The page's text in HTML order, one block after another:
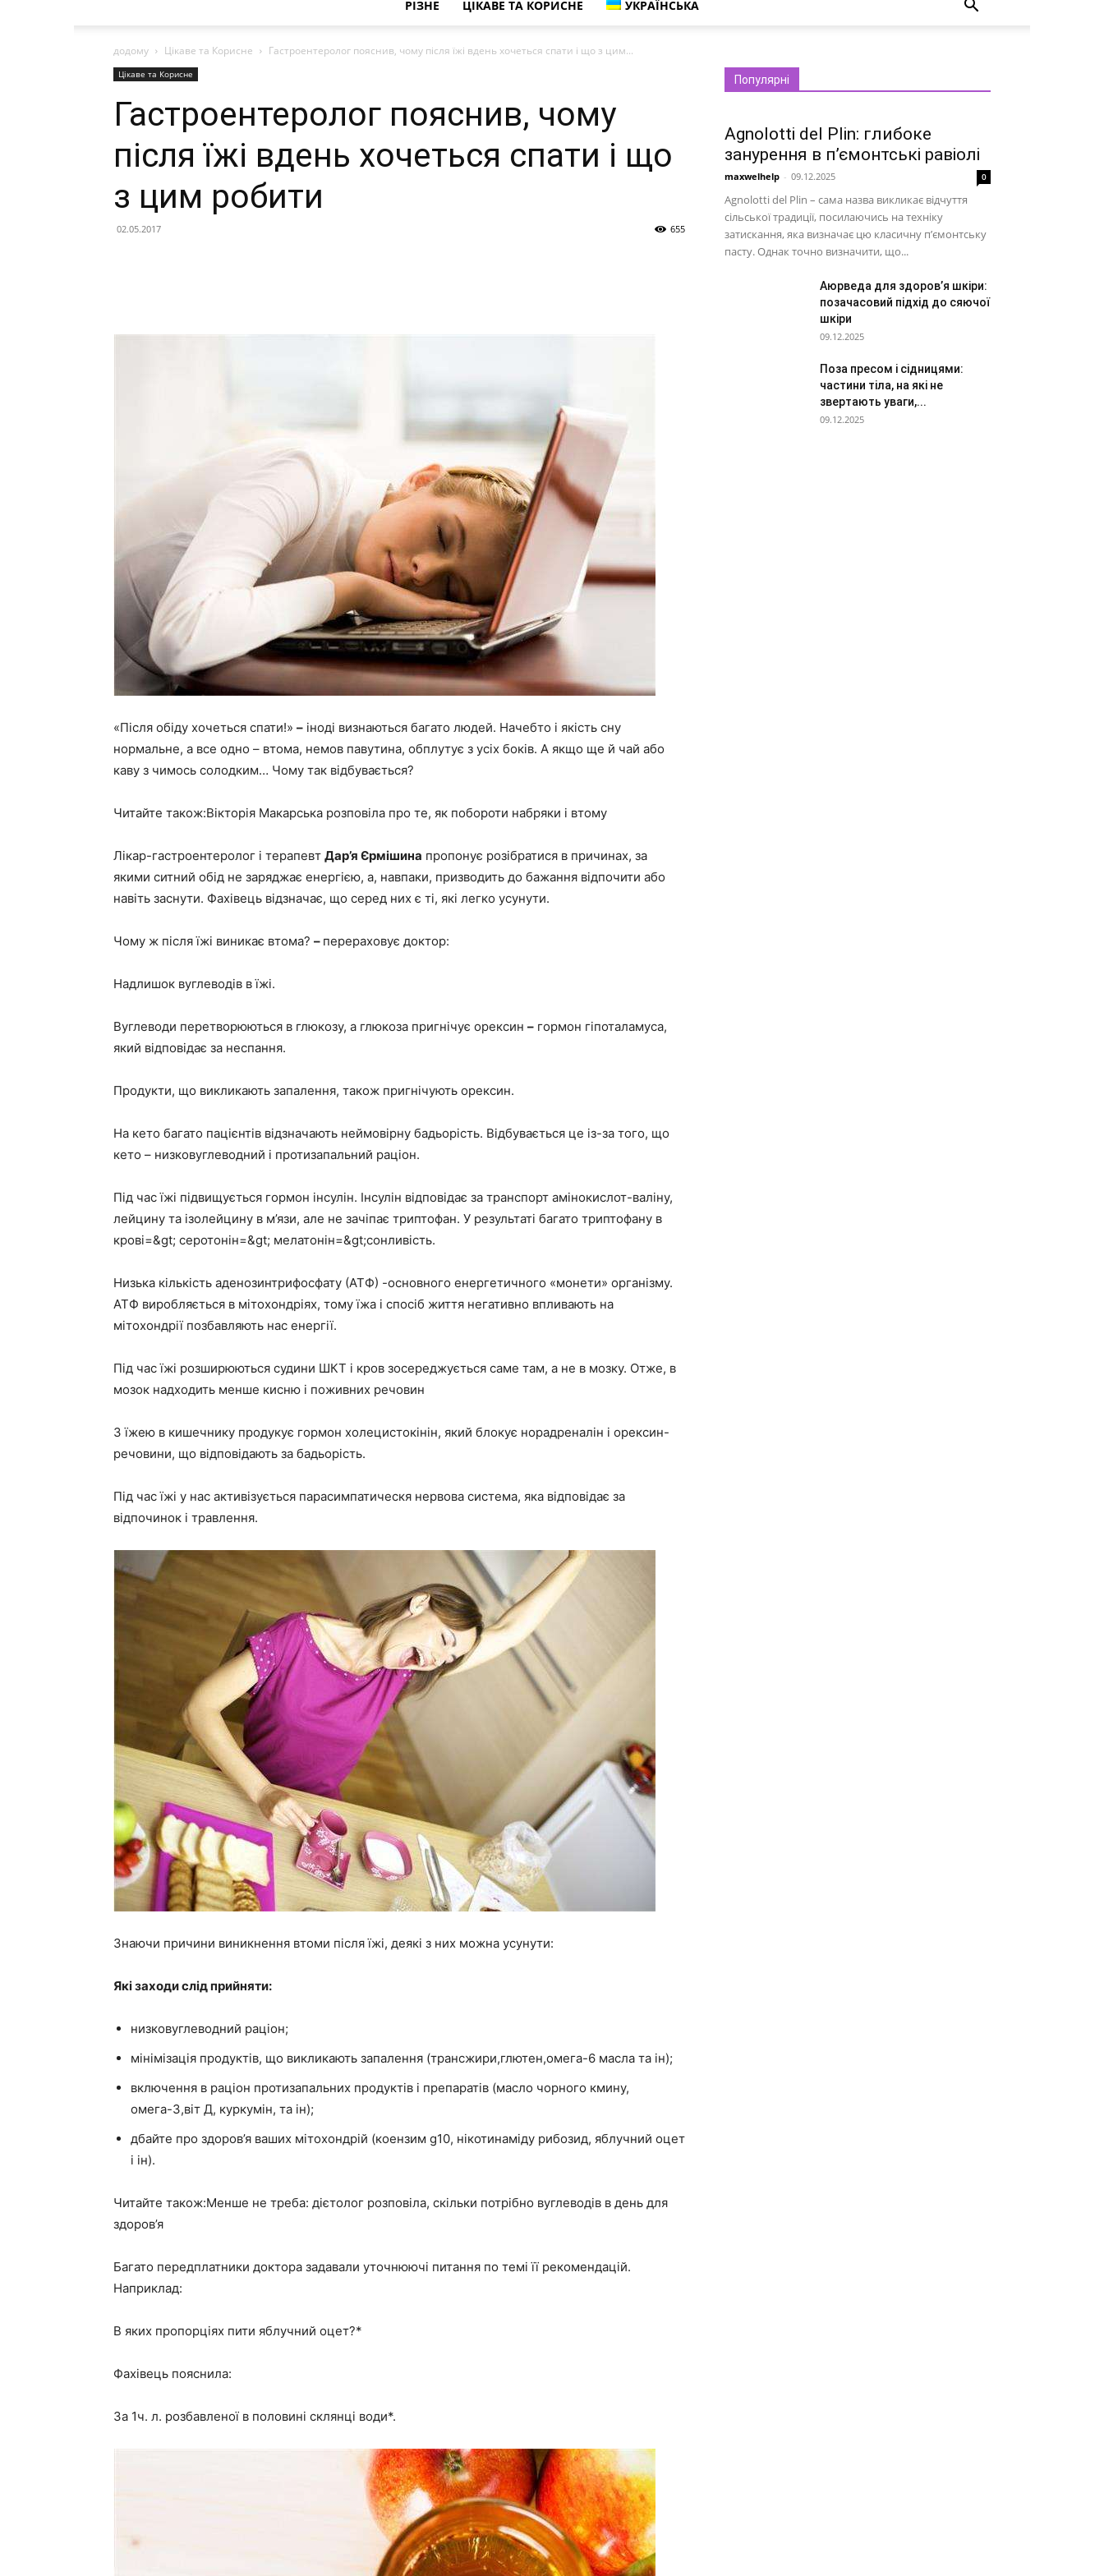
РІЗНЕ ЦІКАВЕ ТА КОРИСНЕ УКРАЇНСЬКА
додому Цікаве та Корисне Гастроентеролог пояснив, чому після їжі вдень хочеться спати і що з цим...
Цікаве та Корисне
Гастроентеролог пояснив, чому
після їжі вдень хочеться спати і що
з цим робити
02.05.2017 655
«Після обіду хочеться спати!» – іноді визнаються багато людей. Начебто і якість сну
нормальне, а все одно – втома, немов павутина, обплутує з усіх боків. А якщо ще й чай або
каву з чимось солодким… Чому так відбувається?
Читайте також:Вікторія Макарська розповіла про те, як побороти набряки і втому
Лікар-гастроентеролог і терапевт Дар’я Єрмішина пропонує розібратися в причинах, за
якими ситний обід не заряджає енергією, а, навпаки, призводить до бажання відпочити або
навіть заснути. Фахівець відзначає, що серед них є ті, які легко усунути.
Чому ж після їжі виникає втома? – перераховує доктор:
Надлишок вуглеводів в їжі.
Вуглеводи перетворюються в глюкозу, а глюкоза пригнічує орексин – гормон гіпоталамуса,
який відповідає за неспання.
Продукти, що викликають запалення, також пригнічують орексин.
На кето багато пацієнтів відзначають неймовірну бадьорість. Відбувається це із-за того, що
кето – низковуглеводний і протизапальний раціон.
Під час їжі підвищується гормон інсулін. Інсулін відповідає за транспорт амінокислот-валіну,
лейцину та ізолейцину в м’язи, але не зачіпає триптофан. У результаті багато триптофану в
крові=&gt; серотонін=&gt; мелатонін=&gt;сонливість.
Низька кількість аденозинтрифосфату (АТФ) -основного енергетичного «монети» організму.
АТФ виробляється в мітохондріях, тому їжа і спосіб життя негативно впливають на
мітохондрії позбавляють нас енергії.
Під час їжі розширюються судини ШКТ і кров зосереджується саме там, а не в мозку. Отже, в
мозок надходить менше кисню і поживних речовин
З їжею в кишечнику продукує гормон холецистокінін, який блокує норадреналін і орексин-
речовини, що відповідають за бадьорість.
Під час їжі у нас активізується парасимпатическя нервова система, яка відповідає за
відпочинок і травлення.
Знаючи причини виникнення втоми після їжі, деякі з них можна усунути:
Які заходи слід прийняти:
низковуглеводний раціон;
мінімізація продуктів, що викликають запалення (трансжири,глютен,омега-6 масла та ін);
включення в раціон протизапальних продуктів і препаратів (масло чорного кмину,
омега-3,віт Д, куркумін, та ін);
дбайте про здоров’я ваших мітохондрій (коензим g10, нікотинаміду рибозид, яблучний оцет
і ін).
Читайте також:Менше не треба: дієтолог розповіла, скільки потрібно вуглеводів в день для
здоров’я
Багато передплатники доктора задавали уточнюючі питання по темі її рекомендацій.
Наприклад:
В яких пропорціях пити яблучний оцет?*
Фахівець пояснила:
За 1ч. л. розбавленої в половині склянці води*.
Популярні
Agnolotti del Plin: глибоке
занурення в п’ємонтські равіолі
maxwelhelp - 09.12.2025 0
Agnolotti del Plin – сама назва викликає відчуття
сільської традиції, посилаючись на техніку
затискання, яка визначає цю класичну п’ємонтську
пасту. Однак точно визначити, що...
Аюрведа для здоров’я шкіри:
позачасовий підхід до сяючої
шкіри
09.12.2025
Поза пресом і сідницями:
частини тіла, на які не
звертають уваги,...
09.12.2025